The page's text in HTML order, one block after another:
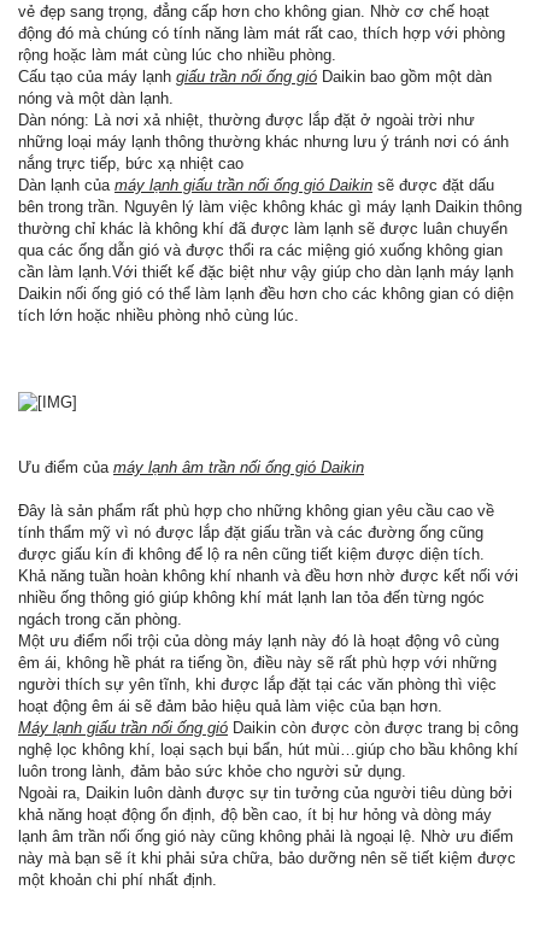
vẻ đẹp sang trọng, đẳng cấp hơn cho không gian. Nhờ cơ chế hoạt
động đó mà chúng có tính năng làm mát rất cao, thích hợp với phòng
rộng hoặc làm mát cùng lúc cho nhiều phòng.
Cấu tạo của máy lạnh giấu trần nối ống gió Daikin bao gồm một dàn
nóng và một dàn lạnh.
Dàn nóng: Là nơi xả nhiệt, thường được lắp đặt ở ngoài trời như
những loại máy lạnh thông thường khác nhưng lưu ý tránh nơi có ánh
nắng trực tiếp, bức xạ nhiệt cao
Dàn lạnh của máy lạnh giấu trần nối ống gió Daikin sẽ được đặt dấu
bên trong trần. Nguyên lý làm việc không khác gì máy lạnh Daikin thông
thường chỉ khác là không khí đã được làm lạnh sẽ được luân chuyển
qua các ống dẫn gió và được thổi ra các miệng gió xuống không gian
cần làm lạnh.Với thiết kế đặc biệt như vậy giúp cho dàn lạnh máy lạnh
Daikin nối ống gió có thể làm lạnh đều hơn cho các không gian có diện
tích lớn hoặc nhiều phòng nhỏ cùng lúc.
Ưu điểm của máy lạnh âm trần nối ống gió Daikin
Đây là sản phẩm rất phù hợp cho những không gian yêu cầu cao về
tính thẩm mỹ vì nó được lắp đặt giấu trần và các đường ống cũng
được giấu kín đi không để lộ ra nên cũng tiết kiệm được diện tích.
Khả năng tuần hoàn không khí nhanh và đều hơn nhờ được kết nối với
nhiều ống thông gió giúp không khí mát lạnh lan tỏa đến từng ngóc
ngách trong căn phòng.
Một ưu điểm nổi trội của dòng máy lạnh này đó là hoạt động vô cùng
êm ái, không hề phát ra tiếng ồn, điều này sẽ rất phù hợp với những
người thích sự yên tĩnh, khi được lắp đặt tại các văn phòng thì việc
hoạt động êm ái sẽ đảm bảo hiệu quả làm việc của bạn hơn.
Máy lạnh giấu trần nối ống gió Daikin còn được còn được trang bị công
nghệ lọc không khí, loại sạch bụi bẩn, hút mùi…giúp cho bầu không khí
luôn trong lành, đảm bảo sức khỏe cho người sử dụng.
Ngoài ra, Daikin luôn dành được sự tin tưởng của người tiêu dùng bởi
khả năng hoạt động ổn định, độ bền cao, ít bị hư hỏng và dòng máy
lạnh âm trần nối ống gió này cũng không phải là ngoại lệ. Nhờ ưu điểm
này mà bạn sẽ ít khi phải sửa chữa, bảo dưỡng nên sẽ tiết kiệm được
một khoản chi phí nhất định.